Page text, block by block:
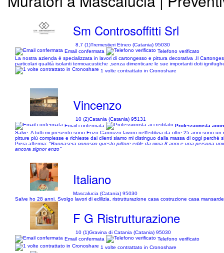
Sm Controsoffitti Srl
8,7 (1)Tremestieri Etneo (Catania) 95030
Email confermata
Telefono verificato
La nostra azienda è specializzata in lavori di cartongesso e pittura decorativa .Il
particolari qualità isolanti termoacustiche ,senza dimenticare le sue importanti doti
1 volte contrattato in Cronoshare
Vincenzo
10 (2)Catania (Catania) 95131
Email confermata
Professionista
Salve. A tutti mi presento sono Enzo Cannizzo lavoro nell'edilizia da oltre 25 anni sono
pitture più complesse e richieste dai clienti siamo mi distinguo dalla massa di oggi perché
Piera afferma: "Buonasera conosco questo pittore edile da circa 8 anni e una persona
ancora signor enzo"
Italiano
Mascalucia (Catania) 95030
Salve ho 28 anni. Svolgo lavori di edilizia, ristrutturazione casa costruzione casa
F G Ristrutturazione
10 (1)Gravina di Catania (Catania) 95030
Email confermata
Telefono verificato
1 volte contrattato in Cronoshare